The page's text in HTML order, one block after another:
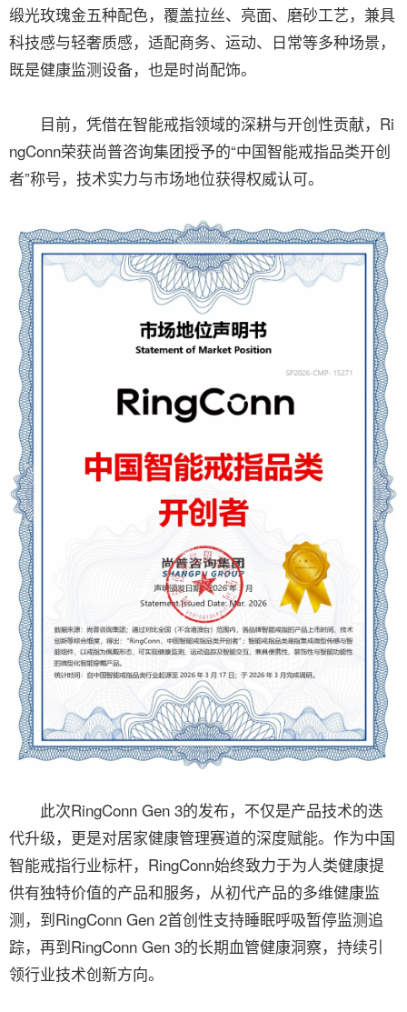
缎光玫瑰金五种配色，覆盖拉丝、亮面、磨砂工艺，兼具
科技感与轻奢质感，适配商务、运动、日常等多种场景，
既是健康监测设备，也是时尚配饰。
目前，凭借在智能戒指领域的深耕与开创性贡献，Ri
ngConn荣获尚普咨询集团授予的“中国智能戒指品类开创
者”称号，技术实力与市场地位获得权威认可。
此次RingConn Gen 3的发布，不仅是产品技术的迭
代升级，更是对居家健康管理赛道的深度赋能。作为中国
智能戒指行业标杆，RingConn始终致力于为人类健康提
供有独特价值的产品和服务，从初代产品的多维健康监
测，到RingConn Gen 2首创性支持睡眠呼吸暂停监测追
踪，再到RingConn Gen 3的长期血管健康洞察，持续引
领行业技术创新方向。